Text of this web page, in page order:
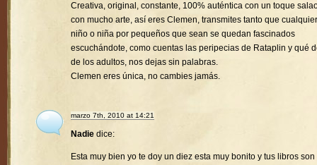
Creativa, original, constante, 100% auténtica con un toque
con mucho arte, así eres Clemen, transmites tanto que cualquier
niño o niña por pequeños que sean se quedan fascinados
escuchándote, como cuentas las peripecias de Rataplin y qué
de los adultos, nos dejas sin palabras.
Clemen eres única, no cambies jamás.
marzo 7th, 2010 at 14:21
Nadie dice:
Esta muy bien yo te doy un diez esta muy bonito y tus libros son